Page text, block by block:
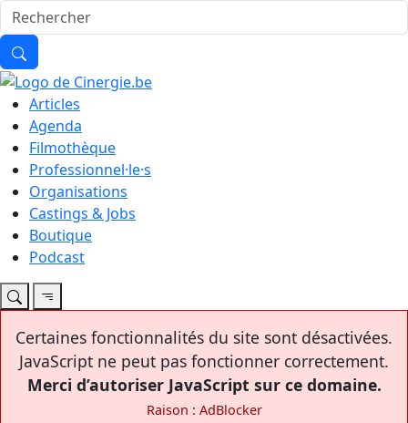
Articles
Agenda
Filmothèque
Professionnel·le·s
Organisations
Castings & Jobs
Boutique
Podcast
Certaines fonctionnalités du site sont désactivées.
JavaScript ne peut pas fonctionner correctement.
Merci d’autoriser JavaScript sur ce domaine.
Raison : AdBlocker